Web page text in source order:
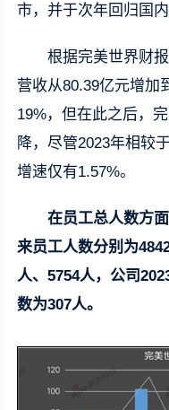
市，并于次年回归国内
根据完美世界财
营收从80.39亿元增加
19%，但在此之后，
降，尽管2023年相较
增速仅有1.57%。
在员工总人数方
来员工人数分别为
人、5754人，公司
数为307人。